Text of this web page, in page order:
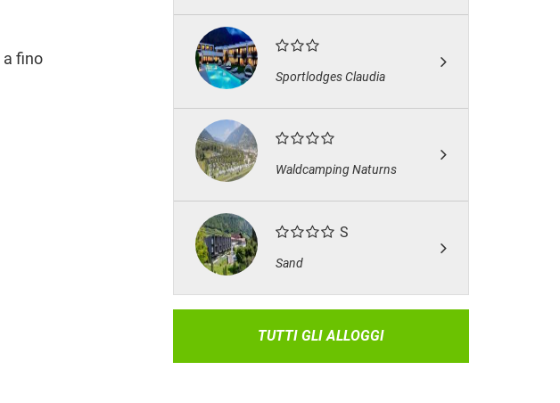
a fino
Sportlodges Claudia
Waldcamping Naturns
S
Sand
TUTTI GLI ALLOGGI